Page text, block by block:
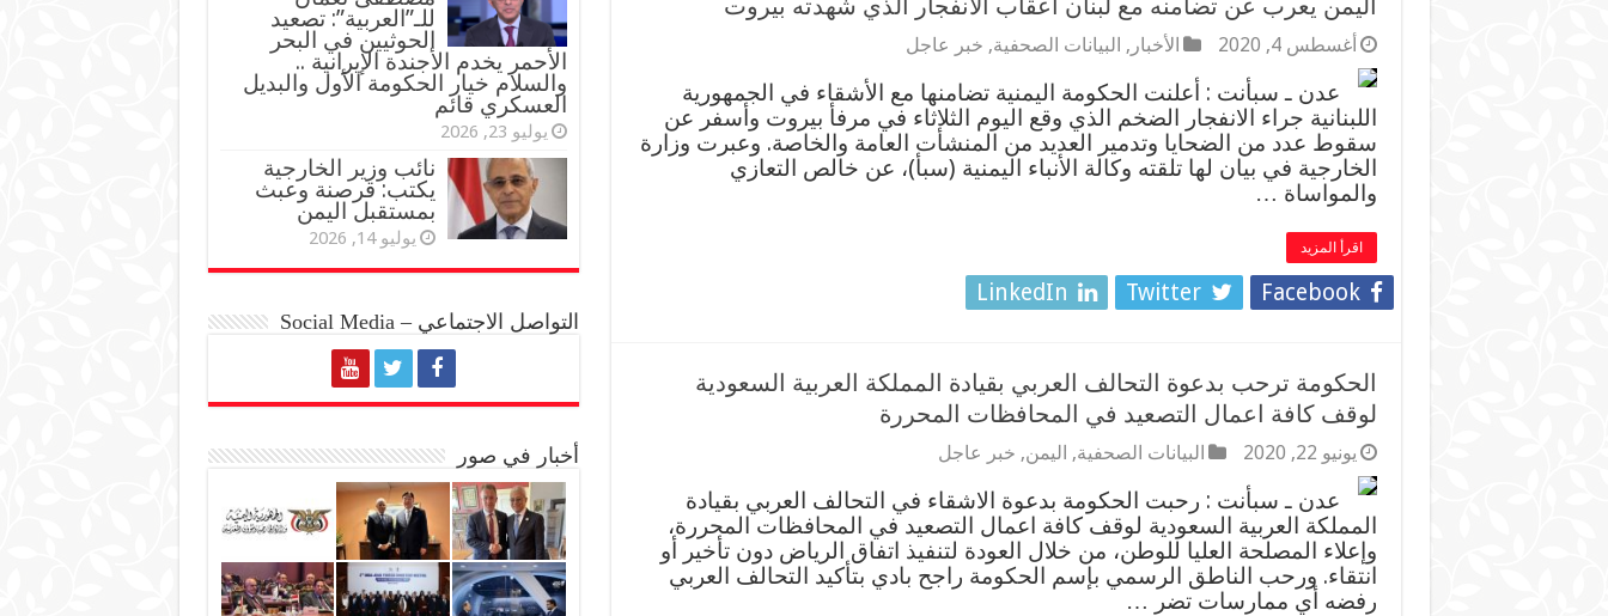
اليمن يعرب عن تضامنه مع لبنان أعقاب الانفجار الذي شهدته بيروت
أغسطس 4, 2020 الأخبار , البيانات الصحفية, خبر عاجل
عدن ـ سبأنت : أعلنت الحكومة اليمنية تضامنها مع الأشقاء في الجمهورية
اللبنانية جراء الانفجار الضخم الذي وقع اليوم الثلاثاء في مرفأ بيروت وأسفر عن
سقوط عدد من الضحايا وتدمير العديد من المنشأت العامة والخاصة. وعبرت وزارة
الخارجية في بيان لها تلقته وكالة الأنباء اليمنية (سبأ)، عن خالص التعازي
والمواساة …
اقرأ المزيد
Facebook
Twitter
LinkedIn
الحكومة ترحب بدعوة التحالف العربي بقيادة المملكة العربية السعودية
لوقف كافة اعمال التصعيد في المحافظات المحررة
يونيو 22, 2020 البيانات الصحفية, اليمن, خبر عاجل
عدن ـ سبأنت : رحبت الحكومة بدعوة الاشقاء في التحالف العربي بقيادة
المملكة العربية السعودية لوقف كافة اعمال التصعيد في المحافظات المحررة،
وإعلاء المصلحة العليا للوطن، من خلال العودة لتنفيذ اتفاق الرياض دون تأخير أو
انتقاء. ورحب الناطق الرسمي بإسم الحكومة راجح بادي بتأكيد التحالف العربي
رفضه أي ممارسات تضر …
للـ”العربية”: تصعيد
الحوثيين في البحر
الأحمر يخدم الأجندة الإيرانية ..
والسلام خيار الحكومة الأول والبديل
العسكري قائم
يوليو 23, 2026
نائب وزير الخارجية
يكتب: قرصنة وعبث
بمستقبل اليمن
يوليو 14, 2026
التواصل الاجتماعي – Social Media
أخبار في صور